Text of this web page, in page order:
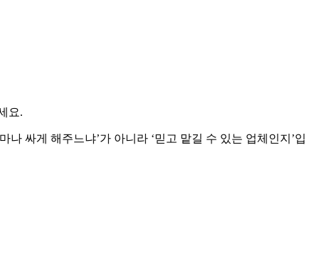
요.
싸게 해주느냐’가 아니라 ‘믿고 맡길 수 있는 업체인지’입